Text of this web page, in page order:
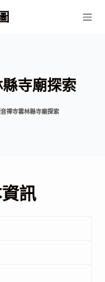
寺廟探索
禪寺雲林縣寺廟探索
訊